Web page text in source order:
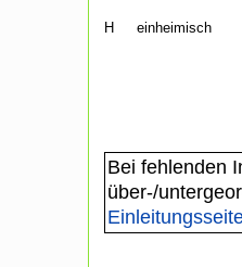
H einheimisch
Bei fehlenden
über-/